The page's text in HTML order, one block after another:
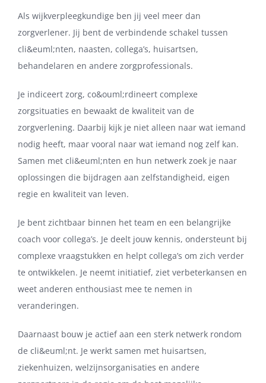
Als wijkverpleegkundige ben jij veel meer dan
zorgverlener. Jij bent de verbindende schakel tussen
cli&euml;nten, naasten, collega’s, huisartsen,
behandelaren en andere zorgprofessionals.
Je indiceert zorg, co&ouml;rdineert complexe
zorgsituaties en bewaakt de kwaliteit van de
zorgverlening. Daarbij kijk je niet alleen naar wat iemand
nodig heeft, maar vooral naar wat iemand nog zelf kan.
Samen met cli&euml;nten en hun netwerk zoek je naar
oplossingen die bijdragen aan zelfstandigheid, eigen
regie en kwaliteit van leven.
Je bent zichtbaar binnen het team en een belangrijke
coach voor collega’s. Je deelt jouw kennis, ondersteunt bij
complexe vraagstukken en helpt collega’s om zich verder
te ontwikkelen. Je neemt initiatief, ziet verbeterkansen en
weet anderen enthousiast mee te nemen in
veranderingen.
Daarnaast bouw je actief aan een sterk netwerk rondom
de cli&euml;nt. Je werkt samen met huisartsen,
ziekenhuizen, welzijnsorganisaties en andere